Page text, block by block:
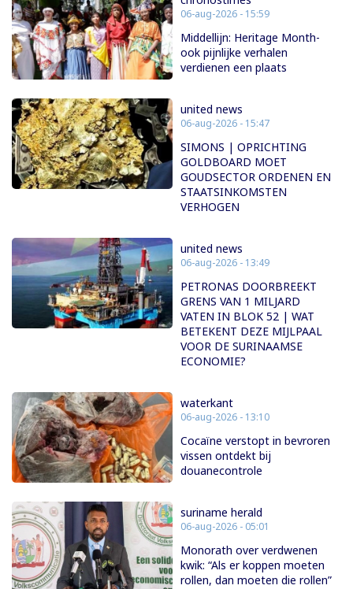
06-aug-2026 - 15:59
Middellijn: Heritage Month-
ook pijnlijke verhalen
verdienen een plaats
united news
06-aug-2026 - 15:47
SIMONS | OPRICHTING
GOLDBOARD MOET
GOUDSECTOR ORDENEN EN
STAATSINKOMSTEN
VERHOGEN
united news
06-aug-2026 - 13:49
PETRONAS DOORBREEKT
GRENS VAN 1 MILJARD
VATEN IN BLOK 52 | WAT
BETEKENT DEZE MIJLPAAL
VOOR DE SURINAAMSE
ECONOMIE?
waterkant
06-aug-2026 - 13:10
Cocaïne verstopt in bevroren
vissen ontdekt bij
douanecontrole
suriname herald
06-aug-2026 - 05:01
Monorath over verdwenen
kwik: “Als er koppen moeten
rollen, dan moeten die rollen”